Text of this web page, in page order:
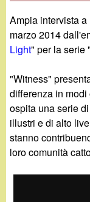
.
g
a
n
d
Ampia intervista
marzo 2014
Light" per la serie
"Witness"
differenza in
ospita una serie
illustri e di alto
stanno
loro comunità